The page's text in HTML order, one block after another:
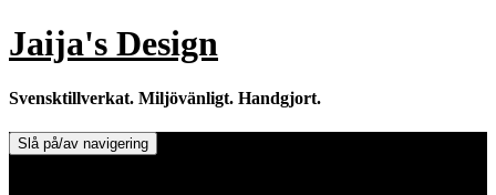
Hoppa
till
Jaija's Design
Svensktillverkat. Miljövänligt. Handgjort.
Slå på/av navigering